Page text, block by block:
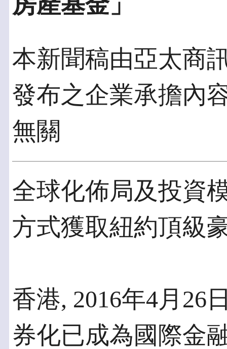
本新聞稿由亞太商
發布之企業承擔內
無關
全球化佈局及投資
方式獲取紐約頂級
香港, 2016年4月26
券化已成為國際金